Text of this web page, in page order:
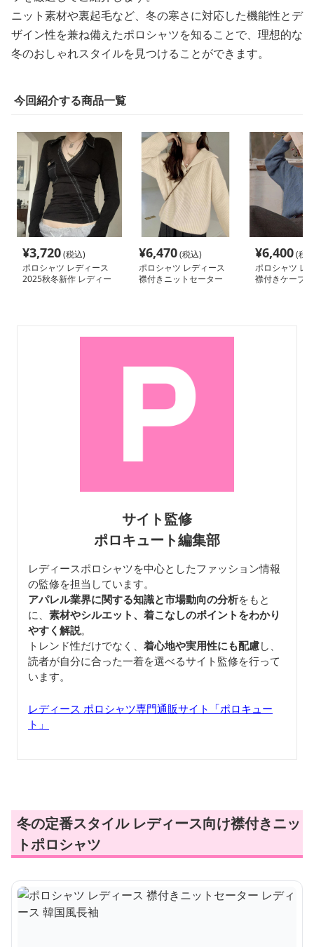
ニット素材や裏起毛など、冬の寒さに対応した機能性とデ
ザイン性を兼ね備えたポロシャツを知ることで、理想的な
冬のおしゃれスタイルを見つけることができます。
今回紹介する商品一覧
¥3,720(税込)
ポロシャツ レディース
2025秋冬新作 レディー
¥6,470(税込)
ポロシャツ レディース
襟付きニットセーター
¥6,400(税
ポロシャツ レ
襟付きケーブ
サイト監修
ポロキュート編集部
レディースポロシャツを中心としたファッション情報
の監修を担当しています。
アパレル業界に関する知識と市場動向の分析をもと
に、 素材やシルエット、着こなしのポイントをわかり
やすく解説。
トレンド性だけでなく、 着心地や実用性にも配慮し、
読者が自分に合った一着を選べるサイト監修を行って
います。
レディース ポロシャツ専門通販サイト「ポロキュー
ト」
冬の定番スタイル レディース向け襟付きニッ
トポロシャツ